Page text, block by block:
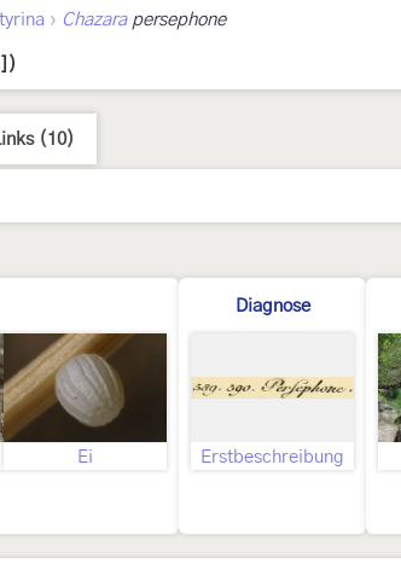
› Chazarapersephone
(10)
Ei
Diagnose
Erstbeschreibung